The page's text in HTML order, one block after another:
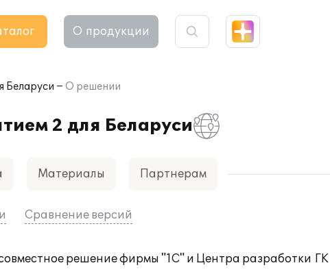
О продукции
Беларуси О решении
2 для Беларуси
Материалы Партнерам
Сравнение версий
решение фирмы "1С" и Центра разработки ГК